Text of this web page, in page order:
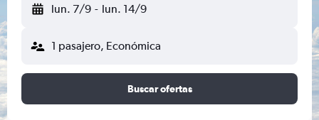
lun. 7/9 - lun. 14/9
1 pasajero, Económica
Buscar ofertas